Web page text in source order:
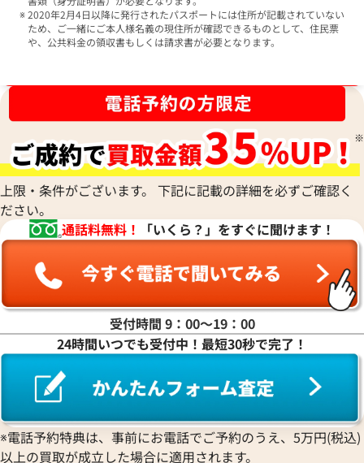
2020年2月4日以降に発行されたパスポートには住所が記載されていない
ため、ご一緒にご本人様名義の現住所が確認できるものとして、住民票
や、公共料金の領収書もしくは請求書が必要となります。
上限・条件がございます。 下記に記載の詳細を必ずご確認く
ださい。
通話料無料！
「いくら？」をすぐに聞けます！
受付時間 9：00〜19：00
24時間いつでも受付中！最短30秒で完了！
※電話予約特典は、事前にお電話でご予約のうえ、5万円(税込)
以上の買取が成立した場合に適用されます。